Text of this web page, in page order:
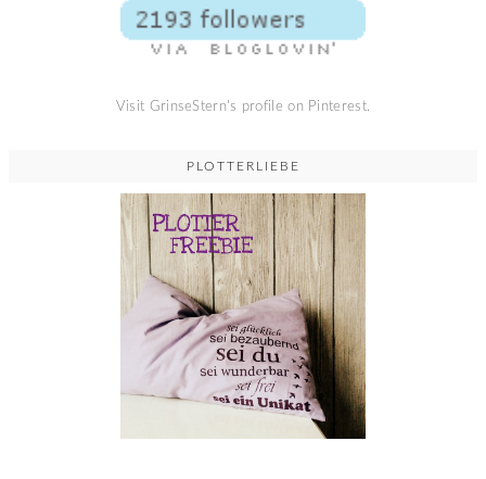
Visit GrinseStern's profile on Pinterest.
PLOTTERLIEBE